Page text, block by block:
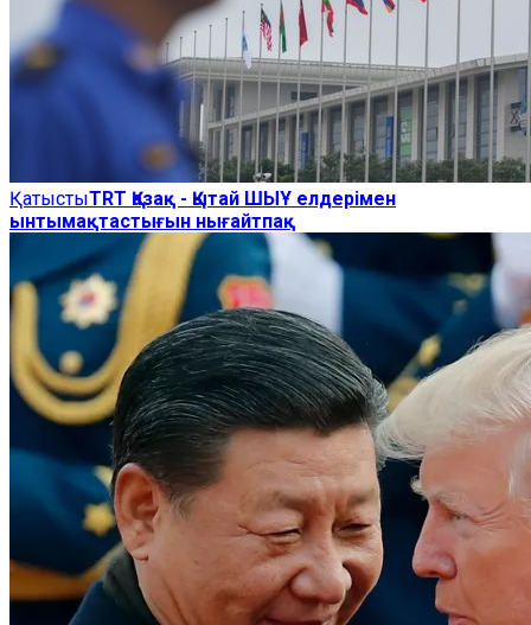
ҚатыстыTRT Қазақ - Қытай ШЫҰ елдерімен
ынтымақтастығын нығайтпақ